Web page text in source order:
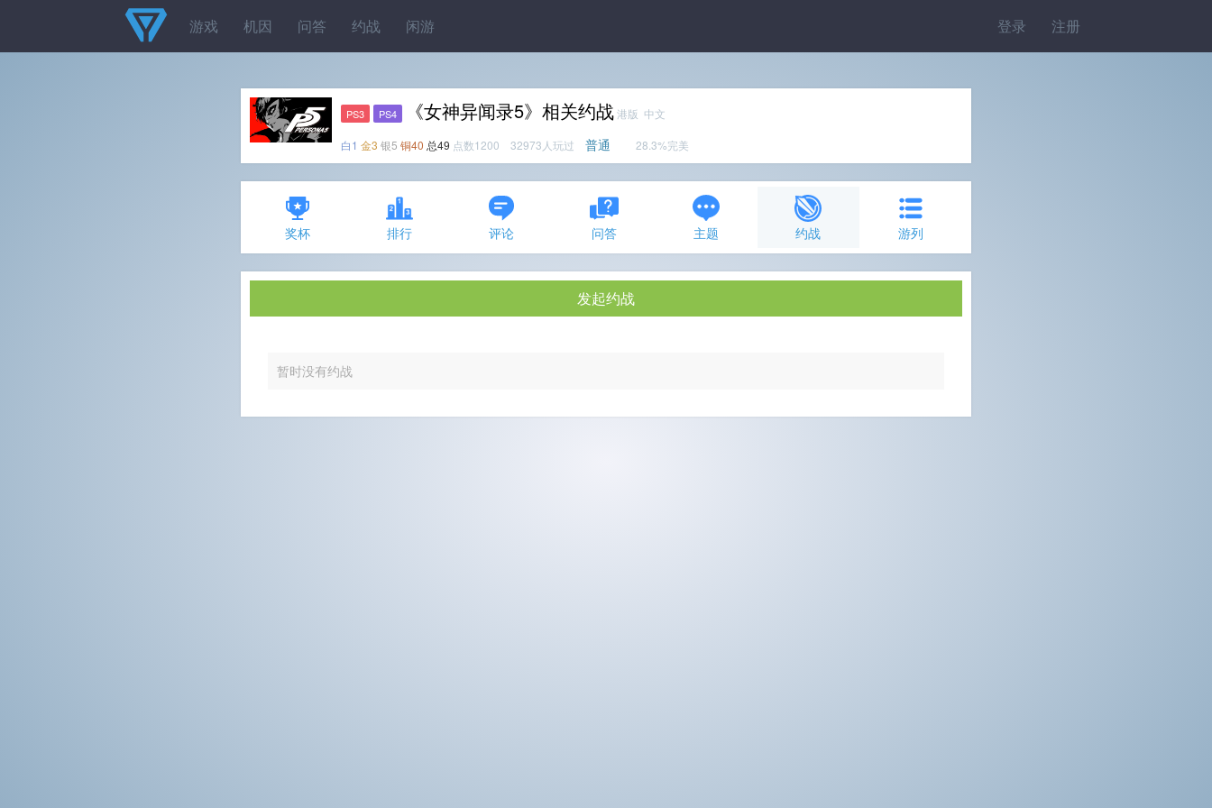
登录 注册
游戏 机因 问答 约战 闲游
PS3 PS4 《女神异闻录5》相关约战港版 中文
白1 金3 银5 铜40 总49 点数1200 32973人玩过 普通 28.3%完美
奖杯 排行 评论 问答 主题 约战 游列
发起约战
暂时没有约战